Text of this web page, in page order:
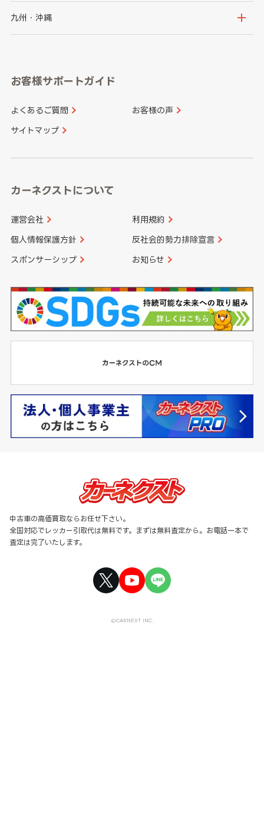
山梨県
愛知県
京都府
和歌山県
鳥取県
山口県
香川県 愛媛県
九州・沖縄
長崎県
大分県 宮崎県
お客様サポートガイド
よくあるご質問 お客様の声
サイトマップ
カーネクストについて
運営会社 利用規約
個人情報保護方針 反社会的勢力排除宣言
スポンサーシップ お知らせ
中古車の高価買取ならお任せ下さい。
全国対応でレッカー引取代は無料です。まずは無料査定から。お電話一本で
査定は完了いたします。
©CARNEXT INC.